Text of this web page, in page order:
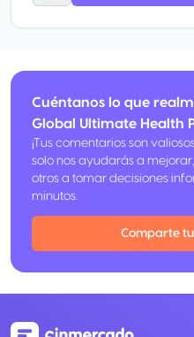
Cuéntanos lo que
Global Ultimate Health
¡Tus comentarios son
solo nos ayudarás a
otros a tomar decisiones
minutos.
Comparte